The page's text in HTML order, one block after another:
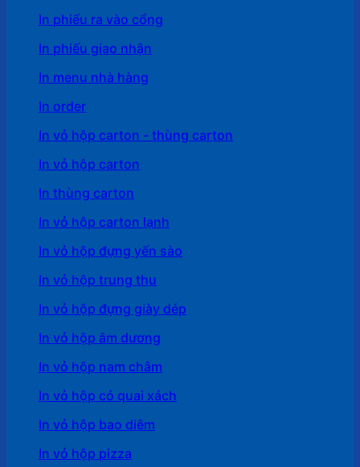
In phiếu ra vào cổng
In phiếu giao nhận
In menu nhà hàng
In order
In vỏ hộp carton - thùng carton
In vỏ hộp carton
In thùng carton
In vỏ hộp carton lạnh
In vỏ hộp đựng yến sào
In vỏ hộp trung thu
In vỏ hộp đựng giày dép
In vỏ hộp âm dương
In vỏ hộp nam châm
In vỏ hộp có quai xách
In vỏ hộp bao diêm
In vỏ hộp pizza